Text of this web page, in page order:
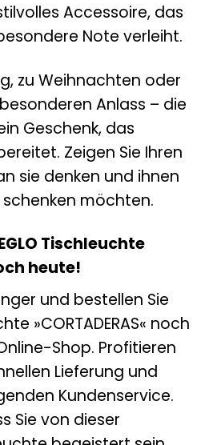
Accessoire, das
Note verleiht.
zu Weihnachten oder
Anlass – die
Geschenk, das
Zeigen Sie Ihren
sie denken und ihnen
möchten.
Tischleuchte
heute!
und bestellen Sie
»CORTADERAS« noch
Shop. Profitieren
Lieferung und
Kundenservice.
Sie von dieser